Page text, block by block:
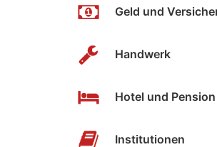
Geld und
Handwerk
Hotel und Pension
Institutionen